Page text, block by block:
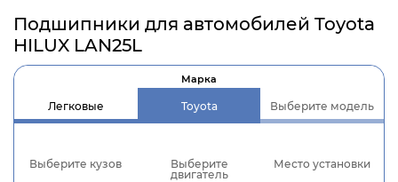
Подшипники для автомобилей Toyota
HILUX LAN25L
Легковые
Марка
Toyota Выберите модель
Выберите кузов
Выберите
двигатель
Место установки